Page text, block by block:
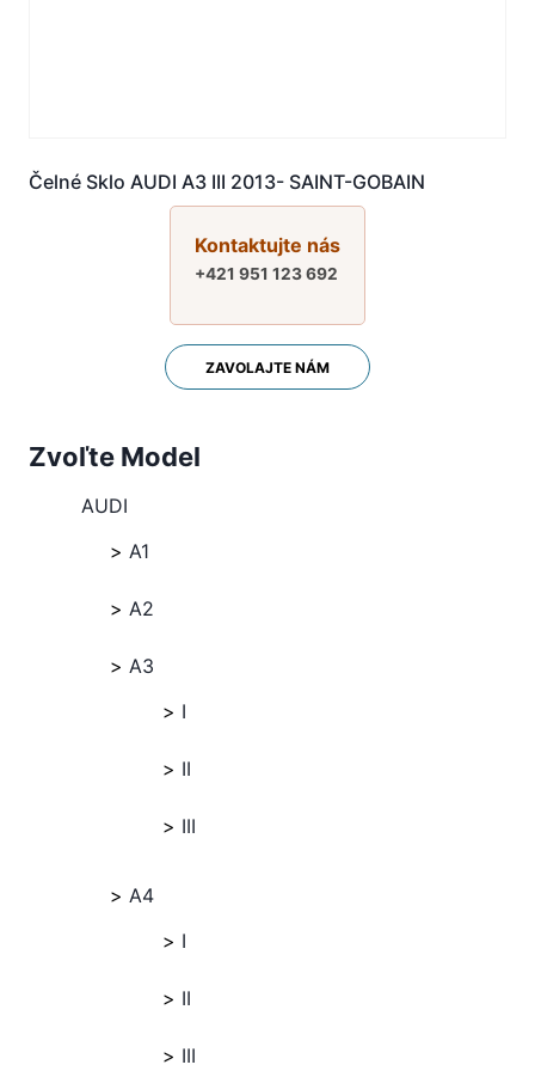
Čelné Sklo AUDI A3 III 2013- SAINT-GOBAIN
Kontaktujte nás
+421 951 123 692
ZAVOLAJTE NÁM
Zvoľte Model
AUDI
A1
A2
A3
I
II
III
A4
I
II
III